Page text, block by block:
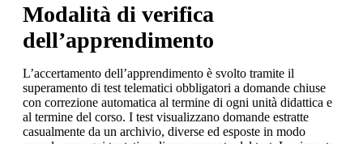
Modalità di verifica
dell’apprendimento
L’accertamento dell’apprendimento è svolto tramite il
superamento di test telematici obbligatori a domande chiuse
con correzione automatica al termine di ogni unità didattica e
al termine del corso. I test visualizzano domande estratte
casualmente da un archivio, diverse ed esposte in modo